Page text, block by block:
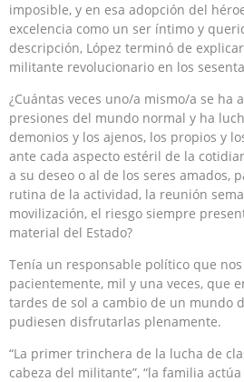
imposible, y en esa adopción del
excelencia como un ser íntimo y
descripción, López terminó de
militante revolucionario en los
¿Cuántas veces uno/a mismo/a se ha
presiones del mundo normal y ha
demonios y los ajenos, los propios y
ante cada aspecto estéril de la
a su deseo o al de los seres amados,
rutina de la actividad, la reunión
movilización, el riesgo siempre
material del Estado?
Tenía un responsable político que
pacientemente, mil y una veces, que
tardes de sol a cambio de un mundo
pudiesen disfrutarlas plenamente.
“La primer trinchera de la lucha de
cabeza del militante”, “la familia